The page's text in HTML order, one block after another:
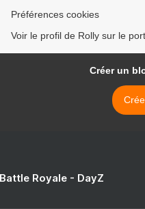
Préférences cookies
Voir le profil de Rolly sur le
Créer un
Royale - DayZ